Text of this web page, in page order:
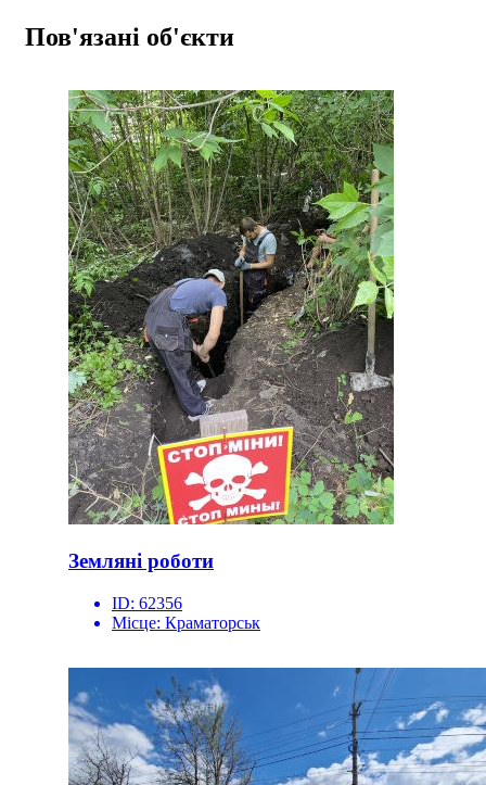
Пов'язані об'єкти
Земляні роботи
ID: 62356
Місце: Краматорськ